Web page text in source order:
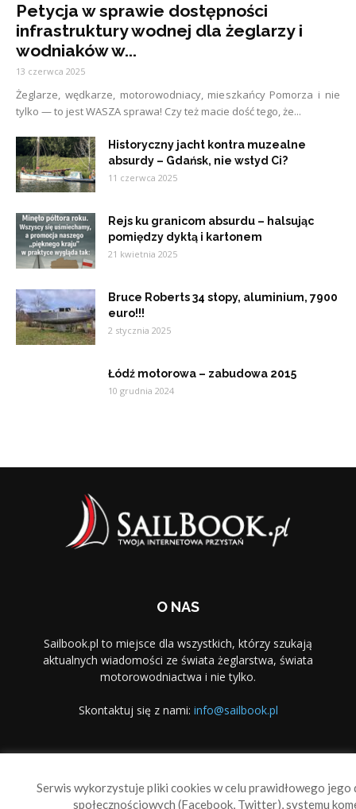
Petycja w sprawie dostępności
infrastruktury wodnej dla żeglarzy i
wodniaków w...
13 czerwca 2025
Żeglarze, wędkarze, motorowodniacy, mieszkańcy Pomorza i nie
tylko — to jest WASZA sprawa! Czy też macie dość tego, że...
Historyczny jacht kontra muzealne
absurdy – Gdańsk, nie wstyd Ci?
11 czerwca 2025
Rejs ku granicom absurdu – halsując
pomiędzy dyktą i kartonem
21 kwietnia 2025
Bruce Roberts 34 stopy, aluminium, 7900
euro!!!
2 stycznia 2025
Łódź motorowa – zabudowa 2015
10 grudnia 2024
O NAS
Sailbook.pl to miejsce dla wszystkich, którzy szukają
aktualnych wiadomości ze świata żeglarstwa, świata
motorowodniactwa i nie tylko.
Skontaktuj się z nami: info@sailbook.pl
Serwis wykorzystuje pliki cookies w celu prawidłowego
społecznościowych (Facebook, Twitter), systemu